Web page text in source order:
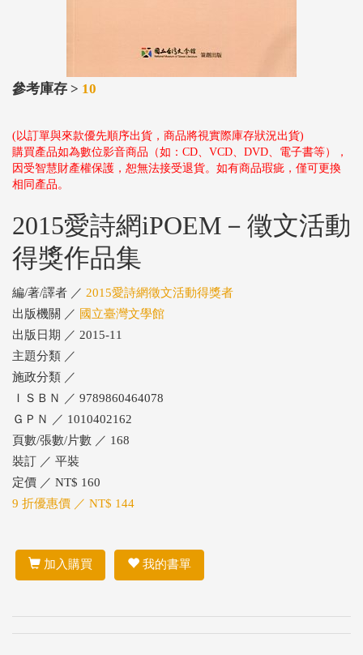
參考庫存 > 10
(以訂單與來款優先順序出貨，商品將視實際庫存狀況出貨)
購買產品如為數位影音商品（如：CD、VCD、DVD、電子書等），
因受智慧財產權保護，恕無法接受退貨。如有商品瑕疵，僅可更換
相同產品。
2015愛詩網iPOEM－徵文活動
得獎作品集
編/著/譯者 ／ 2015愛詩網徵文活動得獎者
出版機關 ／ 國立臺灣文學館
出版日期 ／ 2015-11
主題分類 ／
施政分類 ／
ＩＳＢＮ ／ 9789860464078
ＧＰＮ ／ 1010402162
頁數/張數/片數 ／ 168
裝訂 ／ 平裝
定價 ／ NT$ 160
9 折優惠價 ／ NT$ 144
加入購買 我的書單